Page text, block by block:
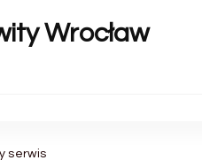
Wrocław
serwis